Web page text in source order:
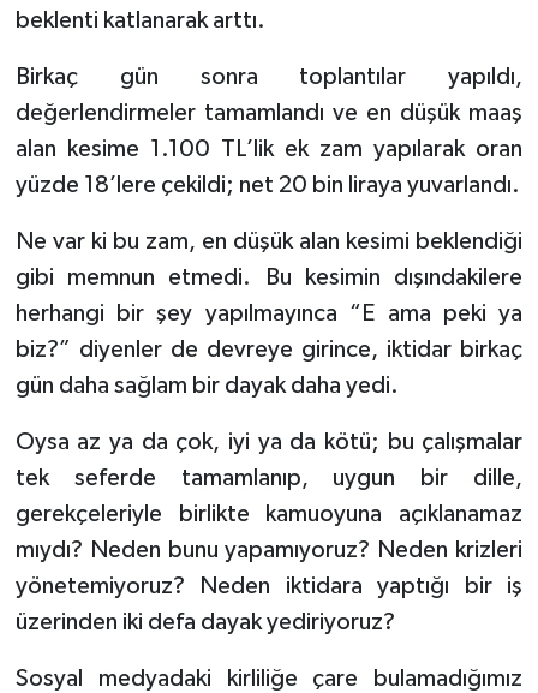
beklenti katlanarak arttı.
Birkaç gün sonra toplantılar yapıldı,
değerlendirmeler tamamlandı ve en düşük maaş
alan kesime 1.100 TL’lik ek zam yapılarak oran
yüzde 18’lere çekildi; net 20 bin liraya yuvarlandı.
Ne var ki bu zam, en düşük alan kesimi beklendiği
gibi memnun etmedi. Bu kesimin dışındakilere
herhangi bir şey yapılmayınca “E ama peki ya
biz?” diyenler de devreye girince, iktidar birkaç
gün daha sağlam bir dayak daha yedi.
Oysa az ya da çok, iyi ya da kötü; bu çalışmalar
tek seferde tamamlanıp, uygun bir dille,
gerekçeleriyle birlikte kamuoyuna açıklanamaz
mıydı? Neden bunu yapamıyoruz? Neden krizleri
yönetemiyoruz? Neden iktidara yaptığı bir iş
üzerinden iki defa dayak yediriyoruz?
Sosyal medyadaki kirliliğe çare bulamadığımız